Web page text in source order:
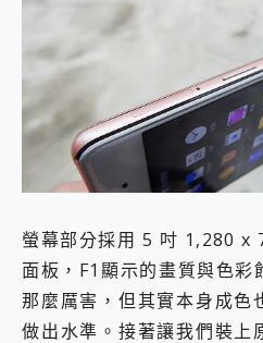
螢幕部分採用 5 吋 1,280 x
面板，F1顯示的畫質與色
那麼厲害，但其實本身成色
做出水準。接著讓我們裝上